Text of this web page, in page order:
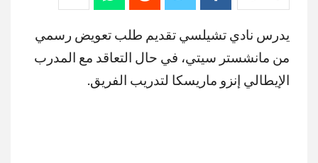
يدرس نادي تشيلسي تقديم طلب تعويض رسمي
من مانشستر سيتي، في حال التعاقد مع المدرب
الإيطالي إنزو ماريسكا لتدريب الفريق.